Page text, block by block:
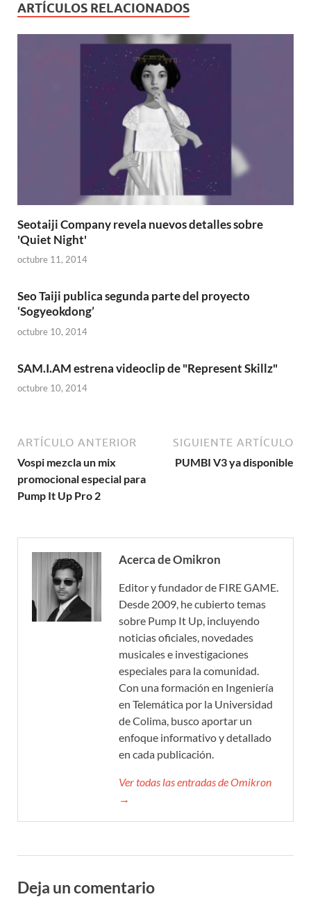
ARTÍCULOS RELACIONADOS
Seotaiji Company revela nuevos detalles sobre
'Quiet Night'
octubre 11, 2014
Seo Taiji publica segunda parte del proyecto
‘Sogyeokdong’
octubre 10, 2014
SAM.I.AM estrena videoclip de "Represent Skillz"
octubre 10, 2014
ARTÍCULO ANTERIOR
Vospi mezcla un mix
promocional especial para
Pump It Up Pro 2
SIGUIENTE ARTÍCULO
PUMBI V3 ya disponible
Acerca de Omikron
Editor y fundador de FIRE GAME.
Desde 2009, he cubierto temas
sobre Pump It Up, incluyendo
noticias oficiales, novedades
musicales e investigaciones
especiales para la comunidad.
Con una formación en Ingeniería
en Telemática por la Universidad
de Colima, busco aportar un
enfoque informativo y detallado
en cada publicación.
Ver todas las entradas de Omikron
→
Deja un comentario